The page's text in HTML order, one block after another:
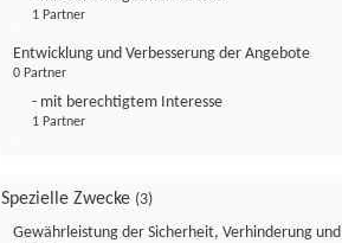
1 Partner
Entwicklung und Verbesserung der Angebote
0 Partner
- mit berechtigtem Interesse
1 Partner
Spezielle Zwecke (3)
Gewährleistung der Sicherheit, Verhinderung